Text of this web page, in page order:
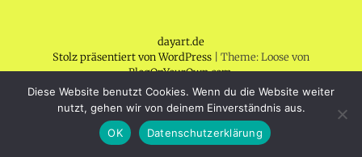
dayart.de
Stolz präsentiert von WordPress
Theme: Loose von
BlogOnYourOwn.com.
Diese Website benutzt Cookies. Wenn du die Website weiter
nutzt, gehen wir von deinem Einverständnis aus.
OK
Datenschutzerklärung